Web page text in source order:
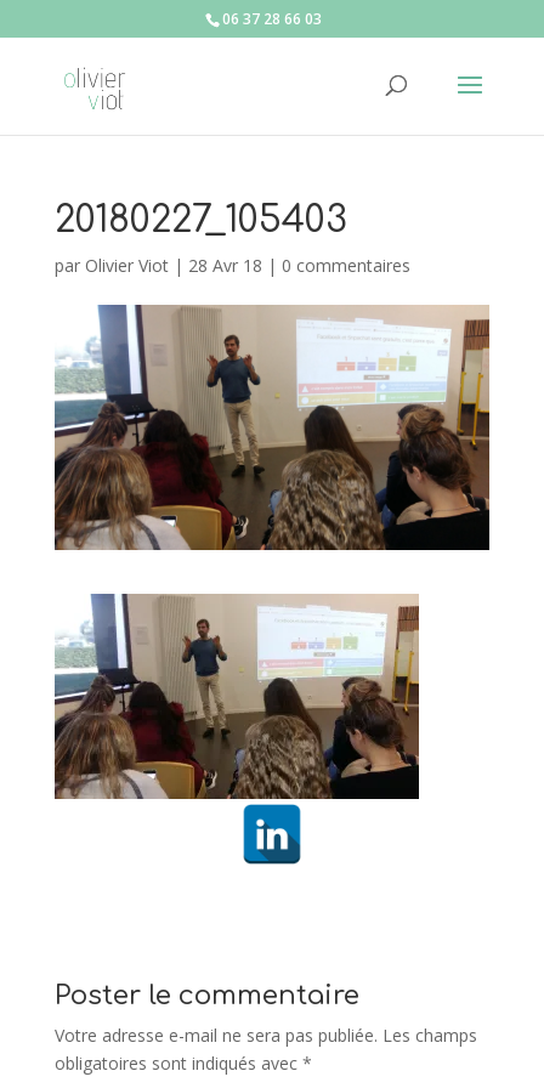
06 37 28 66 03
20180227_105403
par Olivier Viot| 28 Avr 18 | 0 commentaires
Poster le commentaire
Votre adresse e-mail ne sera pas publiée. Les champs
obligatoires sont indiqués avec *